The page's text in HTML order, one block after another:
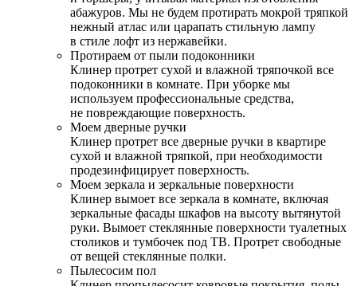
абажуров. Мы не будем протирать мокрой тряпкой
нежный атлас или царапать стильную лампу
в стиле лофт из нержавейки.
Протираем от пыли подоконники
Клинер протрет сухой и влажной тряпочкой все
подоконники в комнате. При уборке мы
используем профессиональные средства,
не повреждающие поверхность.
Моем дверные ручки
Клинер протрет все дверные ручки в квартире
сухой и влажной тряпкой, при необходимости
продезинфицирует поверхность.
Моем зеркала и зеркальные поверхности
Клинер вымоет все зеркала в комнате, включая
зеркальные фасады шкафов на высоту вытянутой
руки. Вымоет стеклянные поверхности туалетных
столиков и тумбочек под ТВ. Протрет свободные
от вещей стеклянные полки.
Пылесосим пол